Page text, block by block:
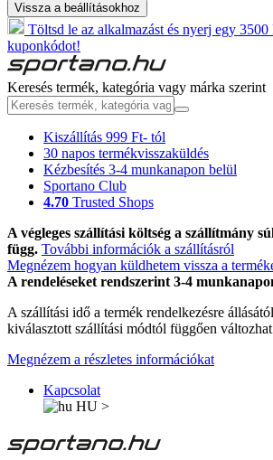
Vissza a beállításokhoz
Töltsd le az alkalmazást és nyerj egy 3500
kuponkódot!
Keresés termék, kategória vagy márka szerint
Kiszállítás 999 Ft- tól
30 napos termékvisszaküldés
Kézbesítés 3-4 munkanapon belül
Sportano Club
4.70 Trusted Shops
A végleges szállítási költség a szállítmány
függ. További információk a szállításról
Megnézem hogyan küldhetem vissza a
A rendeléseket rendszerint 3-4
A szállítási idő a termék rendelkezésre
kiválasztott szállítási módtól függően
Megnézem a részletes információkat
Kapcsolat
HU >